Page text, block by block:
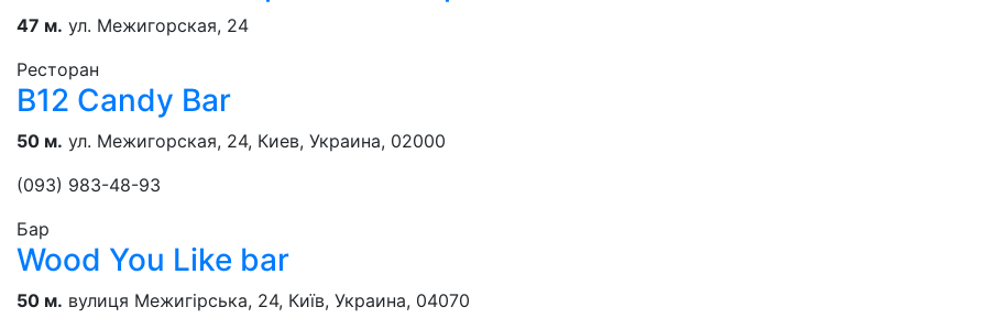
47 м. ул. Межигорская, 24
Ресторан
B12 Candy Bar
50 м. ул. Межигорская, 24, Киев, Украина, 02000
(093) 983-48-93
Бар
Wood You Like bar
50 м. вулиця Межигірська, 24, Київ, Украина, 04070